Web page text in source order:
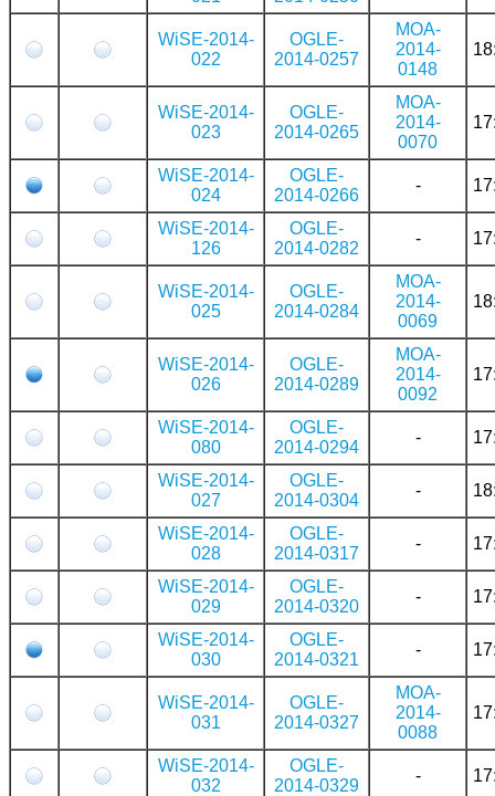
WiSE-2014-
022
OGLE-
2014-0257
MOA-
2014-
0148
WiSE-2014-
023
OGLE-
2014-0265
MOA-
2014-
0070
WiSE-2014-
024
OGLE-
2014-0266
-
WiSE-2014-
126
OGLE-
2014-0282
-
WiSE-2014-
025
OGLE-
2014-0284
MOA-
2014-
0069
WiSE-2014-
026
OGLE-
2014-0289
MOA-
2014-
0092
WiSE-2014-
080
OGLE-
2014-0294
-
WiSE-2014-
027
OGLE-
2014-0304
-
WiSE-2014-
028
OGLE-
2014-0317
-
WiSE-2014-
029
OGLE-
2014-0320
-
WiSE-2014-
030
OGLE-
2014-0321
-
WiSE-2014-
031
OGLE-
2014-0327
MOA-
2014-
0088
WiSE-2014-
032
OGLE-
2014-0329
-